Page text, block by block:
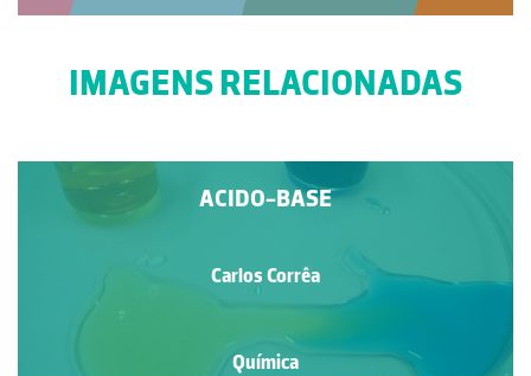
IMAGENS RELACIONADAS
ACIDO-BASE
Carlos Corrêa
Química